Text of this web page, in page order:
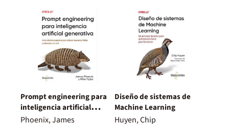
Prompt engineering para
inteligencia artificial
generativa
Phoenix, James
Diseño de sistemas de
Machine Learning
Huyen, Chip